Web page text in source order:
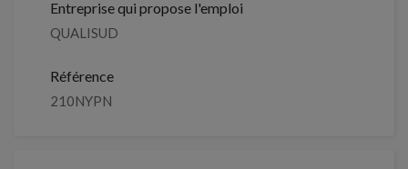
Entreprise qui propose l'emploi
QUALISUD
Référence
210NYPN